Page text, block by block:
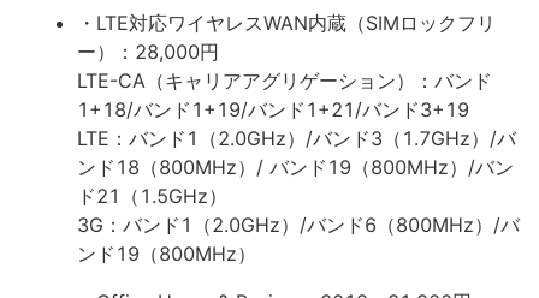
・LTE対応ワイヤレスWAN内蔵（SIMロックフリ
ー）：28,000円
LTE-CA（キャリアアグリゲーション）：バンド
1+18/バンド1+19/バンド1+21/バンド3+19
LTE：バンド1（2.0GHz）/バンド3（1.7GHz）/バ
ンド18（800MHz）/ バンド19（800MHz）/バン
ド21（1.5GHz）
3G：バンド1（2.0GHz）/バンド6（800MHz）/バ
ンド19（800MHz）